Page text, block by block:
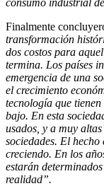
Finalmente
transformación
dos costos para
ter­mina. Los países
emergencia de una
el crecimiento
tecnología que
bajo. En esta
usados, y a muy
sociedades. El
creciendo. En los
estarán
realidad”.